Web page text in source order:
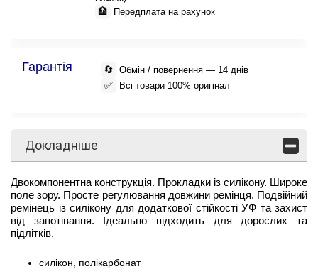
🏦 Передплата на рахунок
Гарантія 🔄 Обмін / повернення — 14 днів
✅ Всі товари 100% оригінал
Докладніше
Двокомпонентна конструкція. Прокладки із силікону. Широке
поле зору. Просте регулювання довжини ремінця. Подвійний
ремінець із силікону для додаткової стійкості УФ та захист
від запотівання. Ідеально підходить для дорослих та
підлітків.
силікон, полікарбонат